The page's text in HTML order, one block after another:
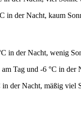
in der Nacht, kaum
in der Nacht, wenig
am Tag und -6 °C in der
in der Nacht, mäßig viel